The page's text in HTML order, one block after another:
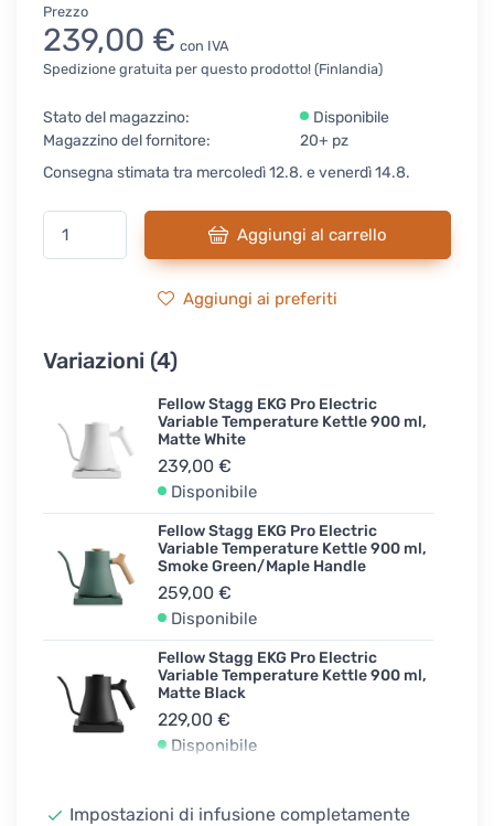
Prezzo
239,00 € con IVA
Spedizione gratuita per questo prodotto! (Finlandia)
Stato del magazzino:
Disponibile
Magazzino del fornitore:
20+ pz
Consegna stimata tra mercoledì 12.8. e venerdì 14.8.
Aggiungi al carrello
Aggiungi ai preferiti
Variazioni (4)
Fellow Stagg EKG Pro Electric
Variable Temperature Kettle 900 ml,
Matte White
239,00 €
Disponibile
Fellow Stagg EKG Pro Electric
Variable Temperature Kettle 900 ml,
Smoke Green/Maple Handle
259,00 €
Disponibile
Fellow Stagg EKG Pro Electric
Variable Temperature Kettle 900 ml,
Matte Black
229,00 €
Disponibile
Matte Black(Walnut Handle
Impostazioni di infusione completamente